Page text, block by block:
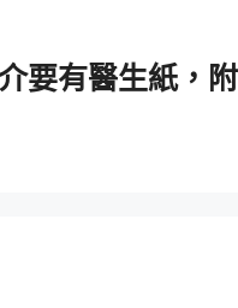
要有醫生紙，附